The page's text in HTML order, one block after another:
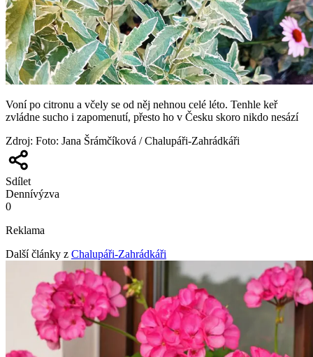
Voní po citronu a včely se od něj nehnou celé léto. Tenhle keř
zvládne sucho i zapomenutí, přesto ho v Česku skoro nikdo nesází
Zdroj: Foto: Jana Šrámčíková / Chalupáři-Zahrádkáři
Sdílet
Dennívýzva
0
Reklama
Další články z Chalupáři-Zahrádkáři